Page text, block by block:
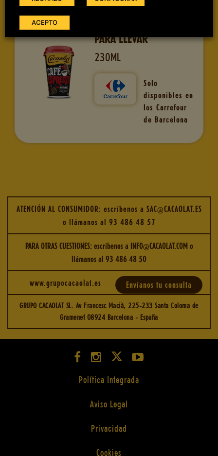
PARA LLEVAR
230ML
Solo
disponibles en
los Carrefour
de Barcelona
ATENCIÓN AL CONSUMIDOR: escríbenos a SAC@CACAOLAT.ES
o llámanos al 93 486 48 57
PARA OTRAS CUESTIONES: escríbenos a INFO@CACAOLAT.COM o
llámanos al 93 486 48 50
www.grupocacaolat.es Envíanos tu consulta
GRUPO CACAOLAT SL. Av Francesc Macià, 225-233 Santa Coloma de
Gramenet 08924 Barcelona - España
Política Integrada
Aviso Legal
Privacidad
Cookies
ACEPTO